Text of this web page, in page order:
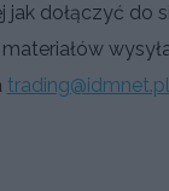
jak dołączyć do
trading@idmnet.pl